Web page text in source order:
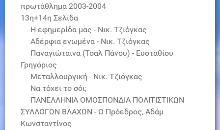
πρωτάθλημα 2003-2004
13η+14η Σελίδα
Η εφημερίδα μας - Νικ. Τζιόγκας
Αδέρφια ενωμένα - Νικ. Τζιόγκας
Παναγιώταινα (Τσαλ Πάνου) - Ευσταθίου
Γρηγόριος
Μεταλλουργική - Νικ. Τζιόγκας
Να τόχει το σόι;
ΠΑΝΕΛΛΗΝΙΑ ΟΜΟΣΠΟΝΔΙΑ ΠΟΛΙΤΙΣΤΙΚΩΝ
ΣΥΛΛΟΓΩΝ ΒΛΑΧΩΝ - Ο Πρόεδρος, Αδάμ
Κωνσταντίνος